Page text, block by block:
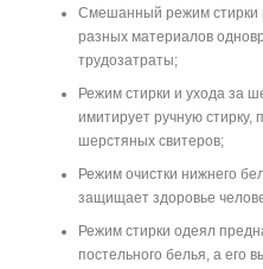
Смешанный режим стирки
разных материалов
трудозатраты;
Режим стирки и ухода за
имитирует ручную
шерстяных свитеров;
Режим очистки нижнего
защищает здоровье
Режим стирки одеял
постельного белья, а его